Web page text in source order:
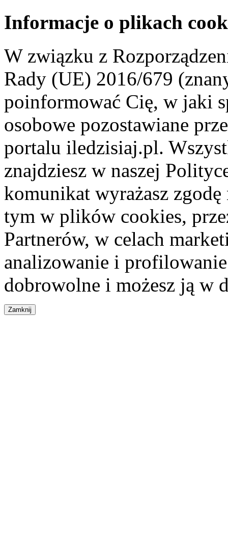
Informacje o plikach
W związku z
Rady (UE) 2016/679
poinformować Cię, w jaki
osobowe pozostawiane
portalu iledzisiaj.pl.
znajdziesz w naszej
komunikat wyrażasz
tym w plików cookies,
Partnerów, w celach
analizowanie i
dobrowolne i możesz ją w